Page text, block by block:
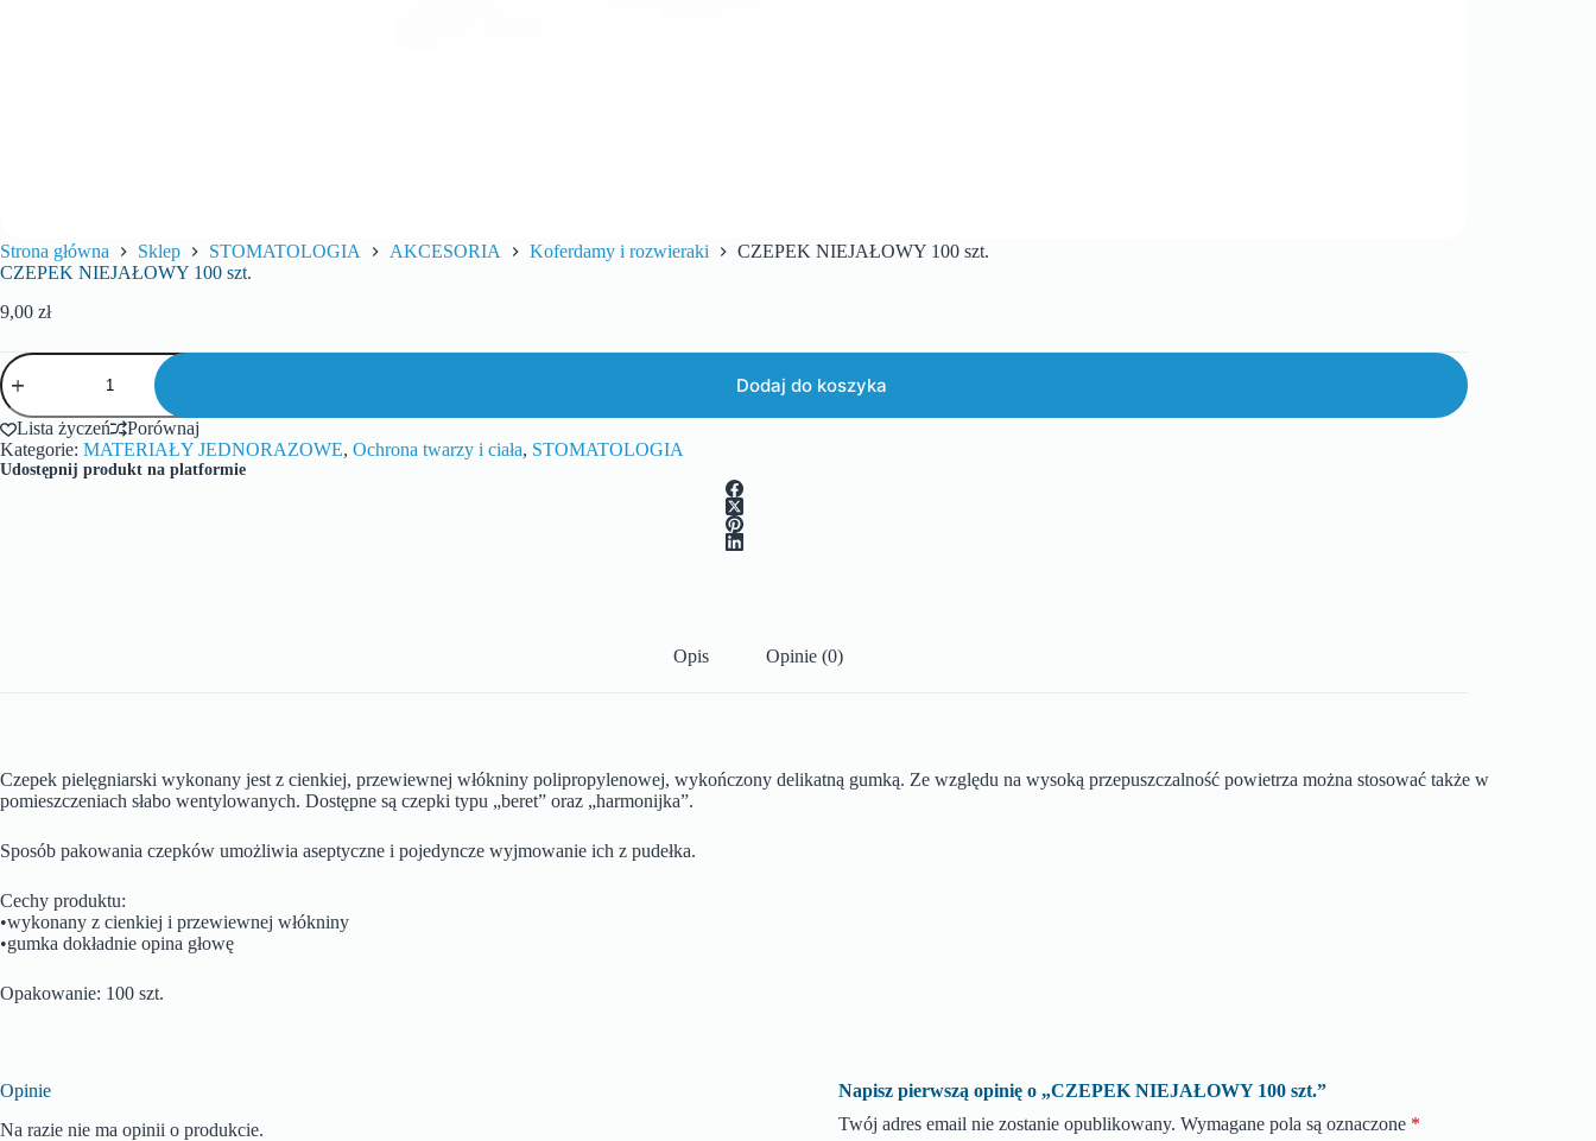
Strona główna Sklep STOMATOLOGIA AKCESORIA Koferdamy i rozwieraki
CZEPEK NIEJAŁOWY 100 szt.
CZEPEK NIEJAŁOWY 100 szt.
9,00 zł
Dodaj do koszyka
Lista życzeń
Porównaj
Kategorie: MATERIAŁY JEDNORAZOWE, Ochrona twarzy i ciała, STOMATOLOGIA
Udostępnij produkt na platformie
Opis Opinie (0)
Czepek pielęgniarski wykonany jest z cienkiej, przewiewnej włókniny polipropylenowej, wykończony delikatną gumką. Ze względu na wysoką przepuszczalność powietrza można stosować także w
pomieszczeniach słabo wentylowanych. Dostępne są czepki typu „beret” oraz „harmonijka”.
Sposób pakowania czepków umożliwia aseptyczne i pojedyncze wyjmowanie ich z pudełka.
Cechy produktu:
•wykonany z cienkiej i przewiewnej włókniny
•gumka dokładnie opina głowę
Opakowanie: 100 szt.
Opinie
Na razie nie ma opinii o produkcie.
Napisz pierwszą opinię o „CZEPEK NIEJAŁOWY 100 szt.”
Twój adres email nie zostanie opublikowany. Wymagane pola są oznaczone *